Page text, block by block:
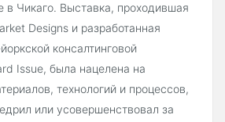
в Чикаго. Выставка, проходившая
Designs и разработанная
консалтинговой
Issue, была нацелена на
технологий и процессов,
или усовершенствовал за